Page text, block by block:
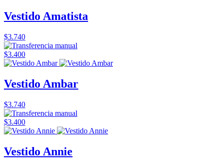
Vestido Amatista
$3.740
$3.400
Vestido Ambar
$3.740
$3.400
Vestido Annie